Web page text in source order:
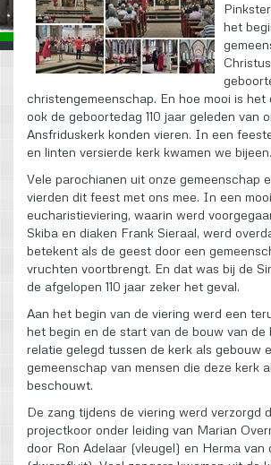
het
christengemeenschap. En hoe mooi is het
ook de geboortedag 110 jaar geleden van
Ansfriduskerk konden vieren. In een
en linten versierde kerk kwamen we bijeen.
Vele parochianen uit onze gemeenschap
vierden dit feest met ons mee. In een
eucharistieviering, waarin werd
Skiba en diaken Frank Sieraal, werd
betekent als de geest door een
vruchten voortbrengt. En dat was bij de
de afgelopen 110 jaar zeker het geval.
Aan het begin van de viering werd een
het begin en de start van de bouw van de
relatie gelegd tussen de kerk als gebouw
gemeenschap van mensen die deze kerk
beschouwt.
De zang tijdens de viering werd verzorgd
projectkoor onder leiding van Marian
door Ron Adelaar (vleugel) en Herma van